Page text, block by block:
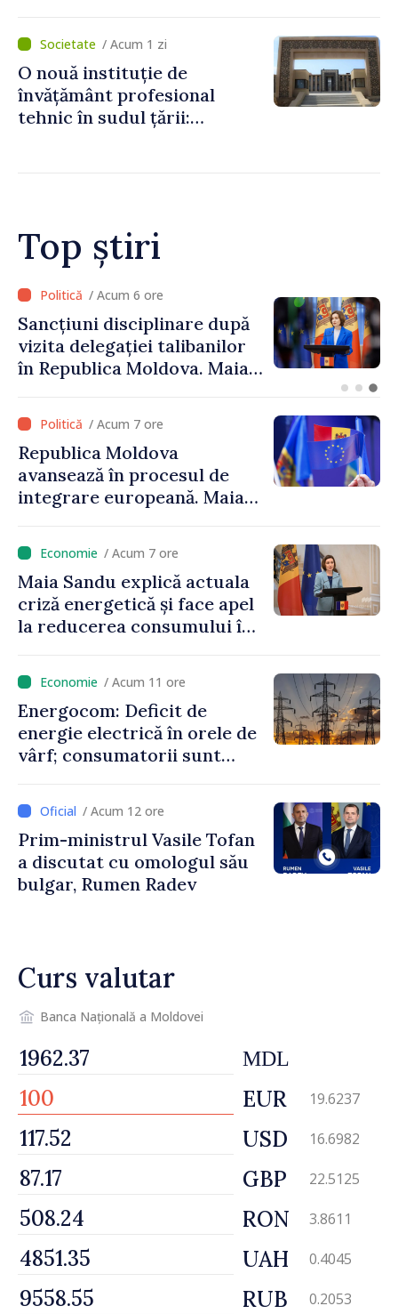
statului peste 2,4 milioane
de lei
/ Acum 1 zi
O nouă instituție de
învățământ profesional
tehnic în sudul țării:
Top știri
/ Acum 5 ore
Adunarea Populară a
Găgăuziei trebuie să aibă un
mandat deplin. Președinta
libere și corecte””
/ Acum 7 ore
Republica Moldova
avansează în procesul de
integrare europeană. Maia
niciun stat”
/ Acum 7 ore
Maia Sandu explică actuala
criză energetică și face apel
la reducerea consumului în
putem menține prețurile la
un nivel mai mic”
/ Acum 11 ore
Energocom: Deficit de
energie electrică în orele de
vârf; consumatorii sunt
/ Acum 12 ore
Prim-ministrul Vasile Tofan
a discutat cu omologul său
bulgar, Rumen Radev
Curs valutar
Banca Națională a Moldovei
MDL
EUR 19.6237
USD 16.6982
GBP 22.5125
RON 3.8611
UAH 0.4045
RUB 0.2053